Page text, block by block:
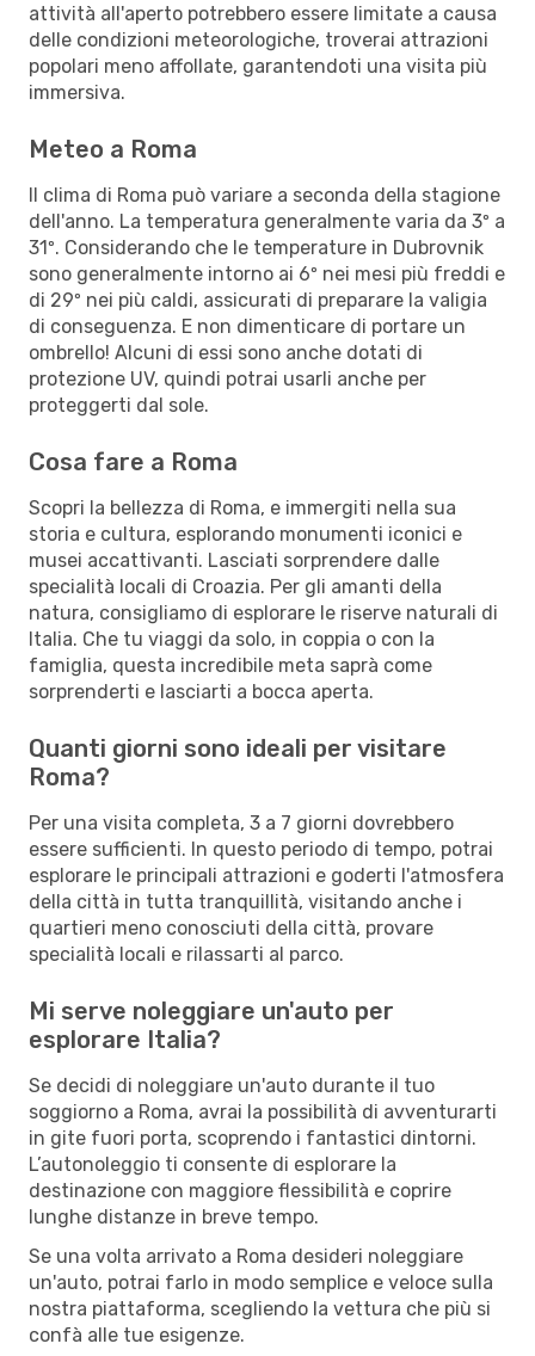
attività all'aperto potrebbero essere limitate a causa
delle condizioni meteorologiche, troverai attrazioni
popolari meno affollate, garantendoti una visita più
immersiva.
Meteo a Roma
Il clima di Roma può variare a seconda della stagione
dell'anno. La temperatura generalmente varia da 3º a
31º. Considerando che le temperature in Dubrovnik
sono generalmente intorno ai 6º nei mesi più freddi e
di 29º nei più caldi, assicurati di preparare la valigia
di conseguenza. E non dimenticare di portare un
ombrello! Alcuni di essi sono anche dotati di
protezione UV, quindi potrai usarli anche per
proteggerti dal sole.
Cosa fare a Roma
Scopri la bellezza di Roma, e immergiti nella sua
storia e cultura, esplorando monumenti iconici e
musei accattivanti. Lasciati sorprendere dalle
specialità locali di Croazia. Per gli amanti della
natura, consigliamo di esplorare le riserve naturali di
Italia. Che tu viaggi da solo, in coppia o con la
famiglia, questa incredibile meta saprà come
sorprenderti e lasciarti a bocca aperta.
Quanti giorni sono ideali per visitare
Roma?
Per una visita completa, 3 a 7 giorni dovrebbero
essere sufficienti. In questo periodo di tempo, potrai
esplorare le principali attrazioni e goderti l'atmosfera
della città in tutta tranquillità, visitando anche i
quartieri meno conosciuti della città, provare
specialità locali e rilassarti al parco.
Mi serve noleggiare un'auto per
esplorare Italia?
Se decidi di noleggiare un'auto durante il tuo
soggiorno a Roma, avrai la possibilità di avventurarti
in gite fuori porta, scoprendo i fantastici dintorni.
L’autonoleggio ti consente di esplorare la
destinazione con maggiore flessibilità e coprire
lunghe distanze in breve tempo.
Se una volta arrivato a Roma desideri noleggiare
un'auto, potrai farlo in modo semplice e veloce sulla
nostra piattaforma, scegliendo la vettura che più si
confà alle tue esigenze.